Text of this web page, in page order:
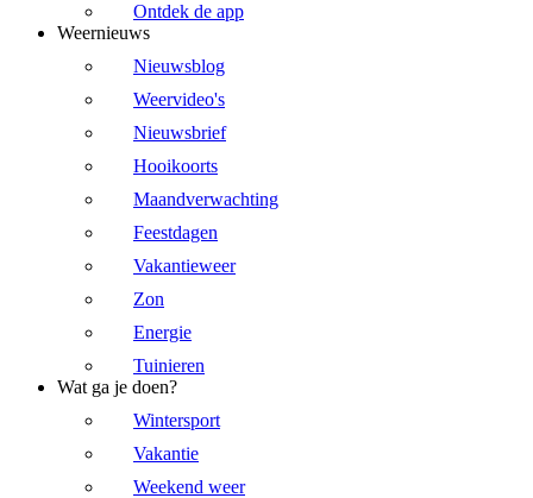
Ontdek de app
Weernieuws
Nieuwsblog
Weervideo's
Nieuwsbrief
Hooikoorts
Maandverwachting
Feestdagen
Vakantieweer
Zon
Energie
Tuinieren
Wat ga je doen?
Wintersport
Vakantie
Weekend weer